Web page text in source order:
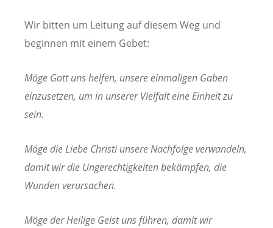
Wir bitten um Leitung auf diesem Weg und
beginnen mit einem Gebet:
Möge Gott uns helfen, unsere einmaligen Gaben
einzusetzen, um in unserer Vielfalt eine Einheit zu
sein.
Möge die Liebe Christi unsere Nachfolge verwandeln,
damit wir die Ungerechtigkeiten bekämpfen, die
Wunden verursachen.
Möge der Heilige Geist uns führen, damit wir